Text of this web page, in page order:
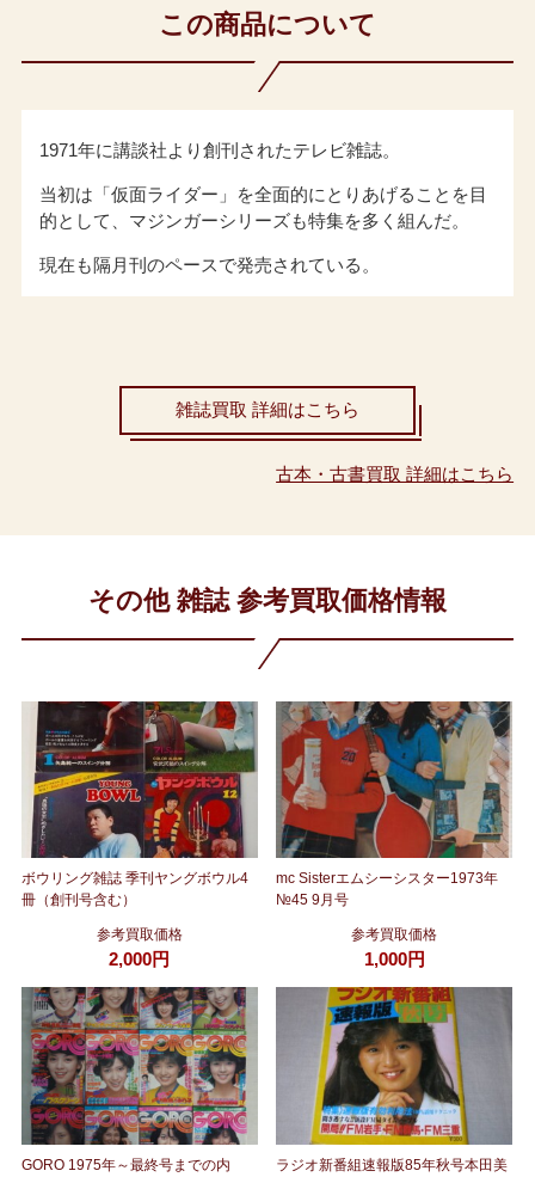
この商品について
1971年に講談社より創刊されたテレビ雑誌。
当初は「仮面ライダー」を全面的にとりあげることを目
的として、マジンガーシリーズも特集を多く組んだ。
現在も隔月刊のペースで発売されている。
雑誌買取 詳細はこちら
古本・古書買取 詳細はこちら
その他 雑誌 参考買取価格情報
ボウリング雑誌 季刊ヤングボウル4
冊（創刊号含む）
参考買取価格
2,000円
mc Sisterエムシーシスター1973年
№45 9月号
参考買取価格
1,000円
GORO 1975年～最終号までの内
ラジオ新番組速報版85年秋号本田美